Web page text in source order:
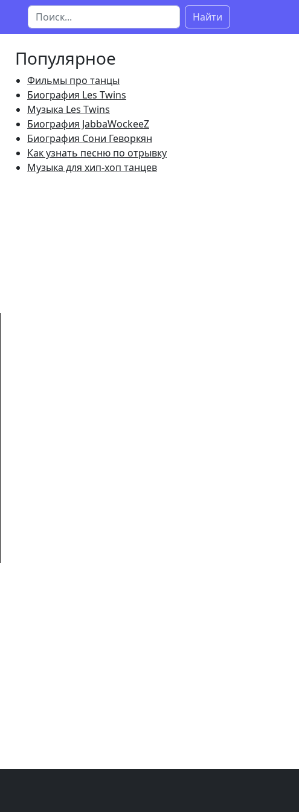
Найти
Популярное
Фильмы про танцы
Биография Les Twins
Музыка Les Twins
Биография JabbaWockeeZ
Биография Сони Геворкян
Как узнать песню по отрывку
Музыка для хип-хоп танцев